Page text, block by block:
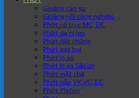
Gioăng cao su
Gioăng nồi công nghiệp
Phớt cổ trục MC, DC
Phớt dạ nỉ len
Phớt đặt chủng
Phớt gạt bụi
Phớt lò xo
Phớt lò xo Silicon
Phớt mặt chà
Phớt nắp VK,VC, EC
Phớt Piston